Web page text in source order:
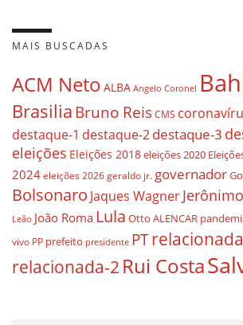
MAIS BUSCADAS
ACM Neto ALBA Angelo Coronel
BrasiliaBruno ReisCMS
destaque-1 destaque-2destaque-3
eleições Eleições 2018eleições 2020
2024 eleições 2026 geraldo jr. governador
Bolsonaro Jaques Wagner
Leão João Roma Lula Otto ALENCAR
vivo PP prefeito presidente PT
relacionada-2 Rui Costa